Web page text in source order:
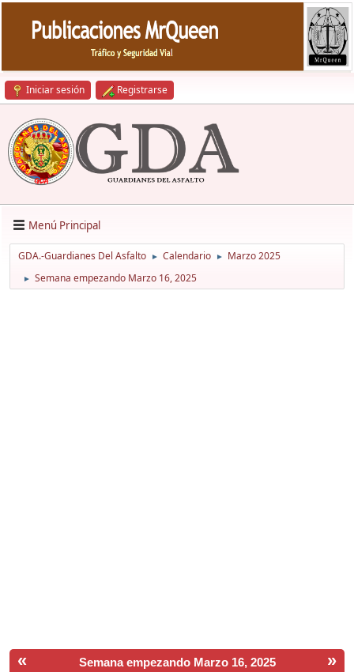
Iniciar sesión Registrarse
Menú Principal
GDA.-Guardianes Del Asfalto ► Calendario ► Marzo 2025
► Semana empezando Marzo 16, 2025
« »
Semana empezando Marzo 16, 2025